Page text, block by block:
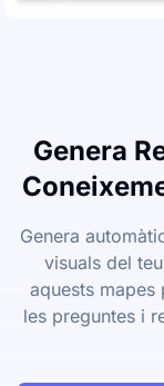
Genera
Genera
visuals del
aquests
les preguntes i